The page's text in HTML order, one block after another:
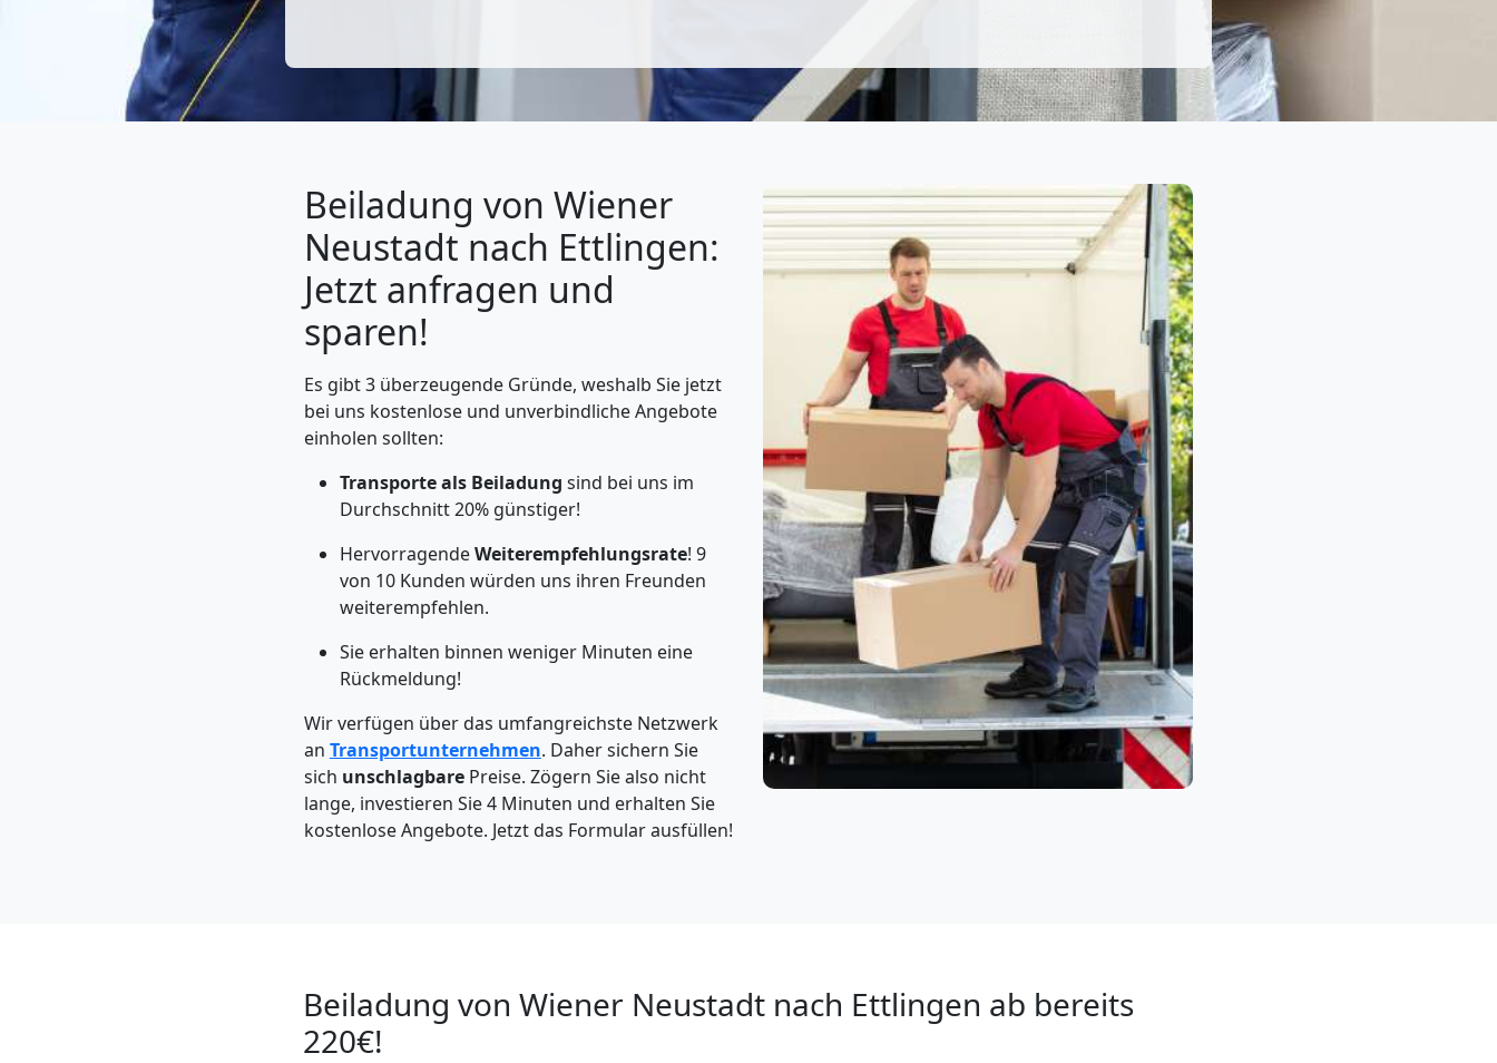
Beiladung von Wiener
Neustadt nach Ettlingen:
Jetzt anfragen und
sparen!
Es gibt 3 überzeugende Gründe, weshalb Sie jetzt
bei uns kostenlose und unverbindliche Angebote
einholen sollten:
Transporte als Beiladung sind bei uns im
Durchschnitt 20% günstiger!
HervorragendeWeiterempfehlungsrate! 9
von 10 Kunden würden uns ihren Freunden
weiterempfehlen.
Sie erhalten binnen weniger Minuten eine
Rückmeldung!
Wir verfügen über das umfangreichste Netzwerk
an Transportunternehmen. Daher sichern Sie
sich unschlagbare Preise. Zögern Sie also nicht
lange, investieren Sie 4 Minuten und erhalten Sie
kostenlose Angebote. Jetzt das Formular ausfüllen!
Beiladung von Wiener Neustadt nach Ettlingen ab bereits
220€!